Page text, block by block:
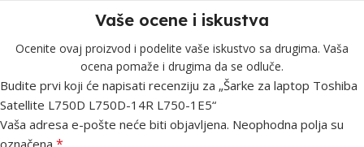
Vaše ocene i iskustva
Ocenite ovaj proizvod i podelite vaše iskustvo sa drugima. Vaša
ocena pomaže i drugima da se odluče.
Budite prvi koji će napisati recenziju za „Šarke za laptop Toshiba
Satellite L750D L750D-14R L750-1E5“
Vaša adresa e-pošte neće biti objavljena. Neophodna polja su
označena